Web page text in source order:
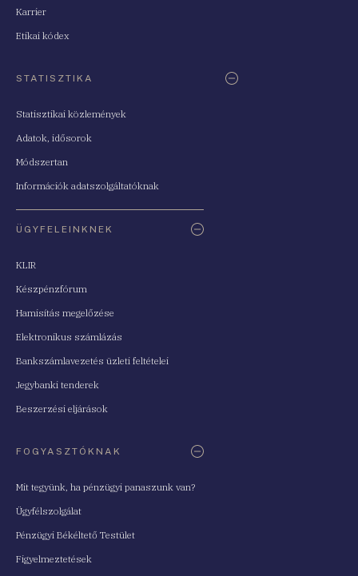
Karrier
Etikai kódex
STATISZTIKA
Statisztikai közlemények
Adatok, idősorok
Módszertan
Információk adatszolgáltatóknak
ÜGYFELEINKNEK
KLIR
Készpénzfórum
Hamisítás megelőzése
Elektronikus számlázás
Bankszámlavezetés üzleti feltételei
Jegybanki tenderek
Beszerzési eljárások
FOGYASZTÓKNAK
Mit tegyünk, ha pénzügyi panaszunk van?
Ügyfélszolgálat
Pénzügyi Békéltető Testület
Figyelmeztetések